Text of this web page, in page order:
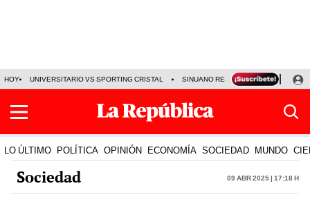
HOY UNIVERSITARIO VS SPORTING CRISTAL SINUANO RESULTADOS HOY
LO ÚLTIMO POLÍTICA OPINIÓN ECONOMÍA SOCIEDAD MUNDO
Sociedad 09 Abr 2025 | 17:18 h